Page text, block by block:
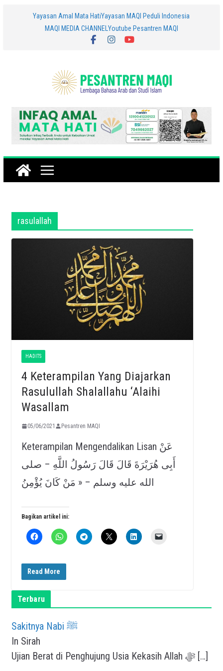
Yayasan Amal Mata HatiYayasan MAQI Peduli Indonesia
MAQI MEDIA CHANNEL Youtube Pesantren MAQI
rasulallah
HADITS
4 Keterampilan Yang Diajarkan
Rasulullah Shalallahu ‘Alaihi
Wasallam
05/06/2021 Pesantren MAQI
Keterampilan Mengendalikan Lisan عَنْ
أَبِى هُرَيْرَةَ قَالَ قَالَ رَسُولُ اللَّهِ – صلى
الله عليه وسلم – « مَنْ كَانَ يُؤْمِنُ
Bagikan artikel ini:
Read More
Terbaru
Sakitnya Nabi ﷺ
In Sirah
Ujian Berat di Penghujung Usia Kekasih Allah ﷻ […]